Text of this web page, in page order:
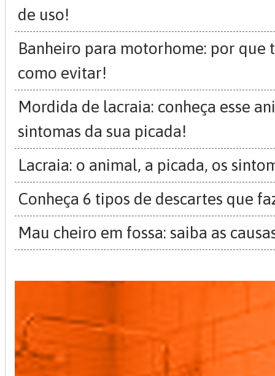
de uso!
Banheiro para motorhome: por que
como evitar!
Mordida de lacraia: conheça esse
sintomas da sua picada!
Lacraia: o animal, a picada, os
Conheça 6 tipos de descartes que
Mau cheiro em fossa: saiba as